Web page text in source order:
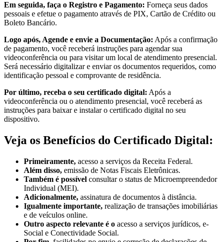
Em seguida, faça o Registro e Pagamento: Forneça seus dados
pessoais e efetue o pagamento através de PIX, Cartão de Crédito ou
Boleto Bancário.
Logo após, Agende e envie a Documentação: Após a confirmação
de pagamento, você receberá instruções para agendar sua
videoconferência ou para visitar um local de atendimento presencial.
Será necessário digitalizar e enviar os documentos requeridos, como
identificação pessoal e comprovante de residência.
Por último, receba o seu certificado digital: Após a
videoconferência ou o atendimento presencial, você receberá as
instruções para baixar e instalar o certificado digital no seu
dispositivo.
Veja os Benefícios do Certificado Digital:
Primeiramente, acesso a serviços da Receita Federal.
Além disso, emissão de Notas Fiscais Eletrônicas.
Também é possível consultar o status de Microempreendedor
Individual (MEI).
Adicionalmente, assinatura de documentos à distância.
Igualmente importante, realização de transações imobiliárias
e de veículos online.
Outro aspecto relevante é o acesso a serviços jurídicos, e-
Social e Conectividade Social.